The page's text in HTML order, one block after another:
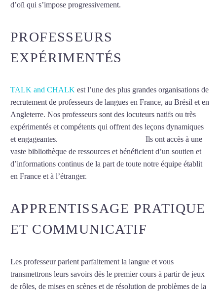
d’oïl qui s’impose progressivement.
PROFESSEURS
EXPÉRIMENTÉS
TALK and CHALK est l’une des plus grandes organisations de
recrutement de professeurs de langues en France, au Brésil et en
Angleterre. Nos professeurs sont des locuteurs natifs ou très
expérimentés et compétents qui offrent des leçons dynamiques
et engageantes.
Ils ont accès à une
vaste bibliothèque de ressources et bénéficient d’un soutien et
d’informations continus de la part de toute notre équipe établit
en France et à l’étranger.
APPRENTISSAGE PRATIQUE
ET COMMUNICATIF
Les professeur parlent parfaitement la langue et vous
transmettrons leurs savoirs dès le premier cours à partir de jeux
de rôles, de mises en scènes et de résolution de problèmes de la